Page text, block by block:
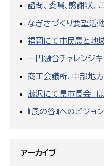
諮問、委嘱、感謝状
なぎさづくり要望活
福岡にて市民農と地
一円融合チャレンジ
商工会議所、中部地
藤沢にて県市長会
『風の谷』へのビジ
アーカイブ